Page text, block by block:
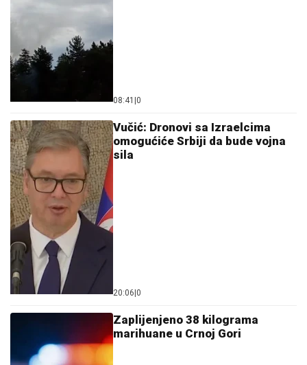
08:41 |0
Vučić: Dronovi sa Izraelcima
omogućiće Srbiji da bude vojna
sila
20:06|0
Zaplijenjeno 38 kilograma
marihuane u Crnoj Gori